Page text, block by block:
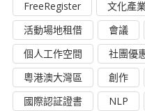
FreeRegister
文化產
活動場地租借
會議
個人工作空間
社團優
粵港澳大灣區
創作
國際認証證書
NLP